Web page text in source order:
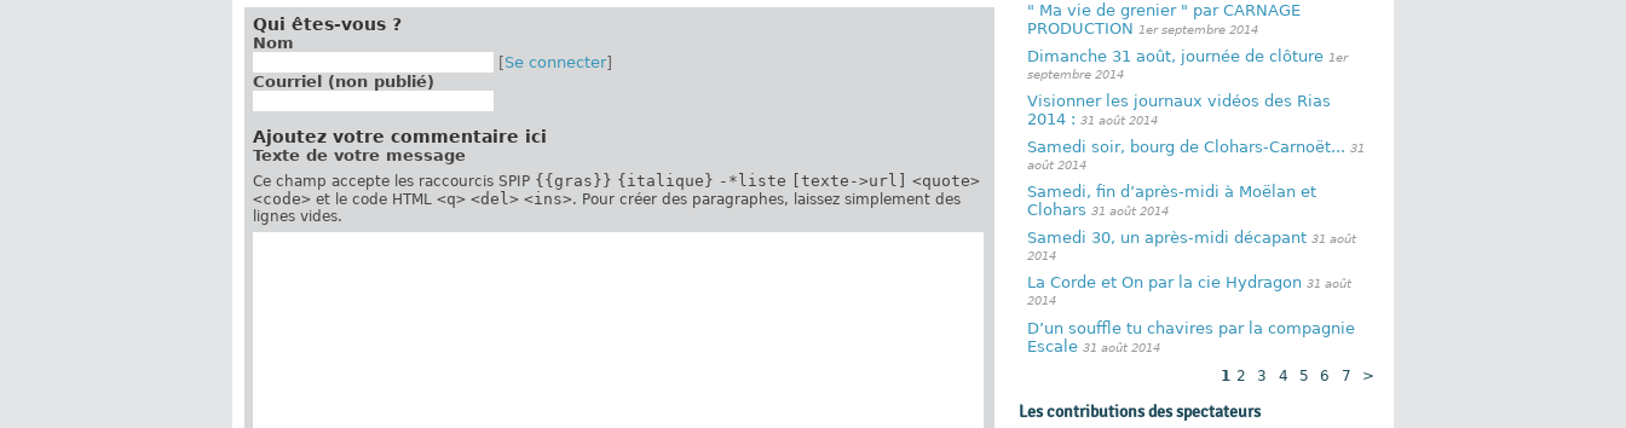
Qui êtes-vous ?
Nom
[Se connecter]
Courriel (non publié)
Ajoutez votre commentaire ici
Texte de votre message
Ce champ accepte les raccourcis SPIP {{gras}} {italique} -*liste [texte->url]
<quote>
<code> et le code HTML <q> <del> <ins>. Pour créer des paragraphes, laissez simplement des
lignes vides.
" Ma vie de grenier " par CARNAGE
PRODUCTION 1er septembre 2014
Dimanche 31 août, journée de clôture 1er
septembre 2014
Visionner les journaux vidéos des Rias
2014 : 31 août 2014
Samedi soir, bourg de Clohars-Carnoët... 31
août 2014
Samedi, fin d’après-midi à Moëlan et
Clohars 31 août 2014
Samedi 30, un après-midi décapant 31 août
2014
La Corde et On par la cie Hydragon 31 août
2014
D’un souffle tu chavires par la compagnie
Escale 31 août 2014
1 2 3 4 5 6 7 >
Les contributions des spectateurs